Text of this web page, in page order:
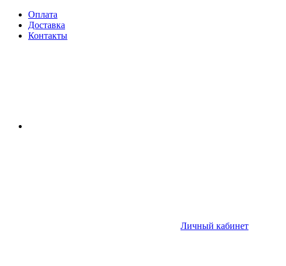
Оплата
Доставка
Контакты
Личный кабинет